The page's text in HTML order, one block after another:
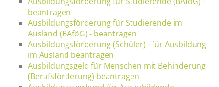
beantragen
Ausbildungsförderung für Studierende im
Ausland (BAföG) - beantragen
Ausbildungsförderung (Schüler) - für Ausbildung
im Ausland beantragen
Ausbildungsgeld für Menschen mit Behinderung
(Berufsförderung) beantragen